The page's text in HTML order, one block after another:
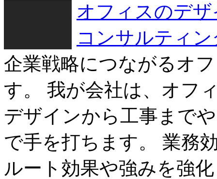
オフィスのデ
コンサルティン
企業戦略につながるオ
す。 我が会社は、オフ
デザインから工事まで
で手を打ちます。 業務
ルート効果や強みを強